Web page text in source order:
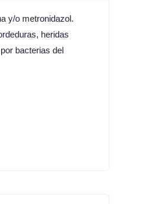
y/o metronidazol.
heridas
bacterias del